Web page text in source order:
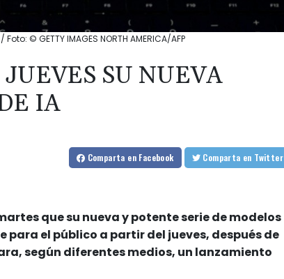
© GETTY IMAGES NORTH AMERICA/AFP
SU NUEVA
IA
Comparta en Facebook Comparta en Twitter
que su nueva y potente serie de modelos
el público a partir del jueves, después de
según diferentes medios, un lanzamiento